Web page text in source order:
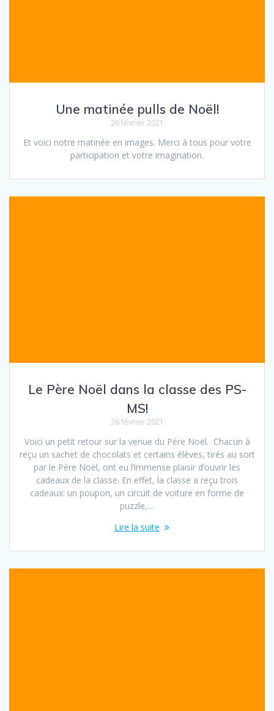
Une matinée pulls de Noël!
26 février 2021
Et voici notre matinée en images. Merci à tous pour votre
participation et votre imagination.
Le Père Noël dans la classe des PS-
MS!
26 février 2021
Voici un petit retour sur la venue du Père Noël. Chacun à
reçu un sachet de chocolats et certains élèves, tirés au sort
par le Père Noël, ont eu l’immense plaisir d’ouvrir les
cadeaux de la classe. En effet, la classe a reçu trois
cadeaux: un poupon, un circuit de voiture en forme de
puzzle,…
Lire la suite